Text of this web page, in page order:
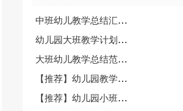
中班幼儿教学总结汇编6篇
幼儿园大班教学计划合集7篇
大班幼儿教学总结范文合集九篇
【推荐】幼儿园教学工作计划范文集合五篇
【推荐】幼儿园小班美术教案集合九篇